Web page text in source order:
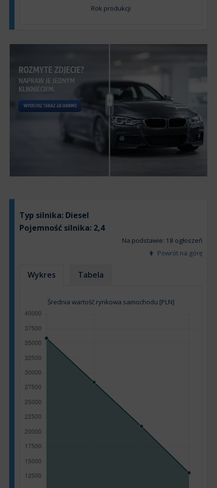
Rok produkcji
Typ silnika: Diesel
Pojemność silnika: 2,4
Na podstawie: 18 ogłoszeń
Powrót na górę
Wykres Tabela
Średnia wartość rynkowa samochodu [PLN]